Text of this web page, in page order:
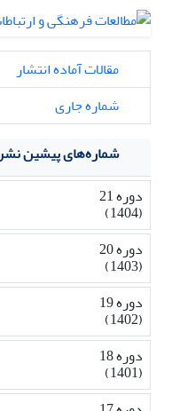
مقالات آماده انتشار
شماره جاری
شماره‌های پیشین
دوره 21
(1404)
دوره 20
(1403)
دوره 19
(1402)
دوره 18
(1401)